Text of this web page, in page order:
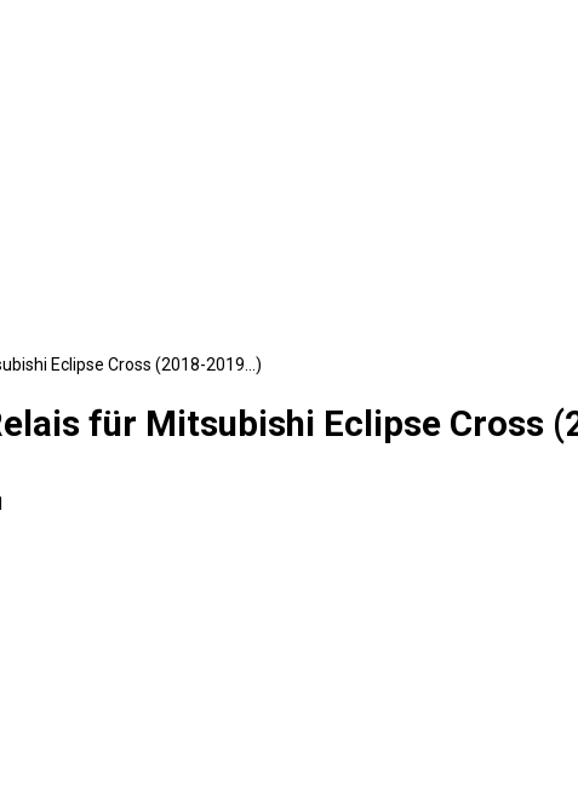
Eclipse Cross (2018-2019…)
für Mitsubishi Eclipse Cross